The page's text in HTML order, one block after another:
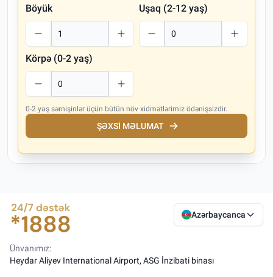
Böyük Uşaq (2-12 yaş)
Körpə (0-2 yaş)
0-2 yaş sərnişinlər üçün bütün növ xidmətlərimiz ödənişsizdir.
ŞƏXSI MƏLUMAT
Azərbaycanca
Ünvanımız:
Heydar Aliyev International Airport, ASG İnzibati binası